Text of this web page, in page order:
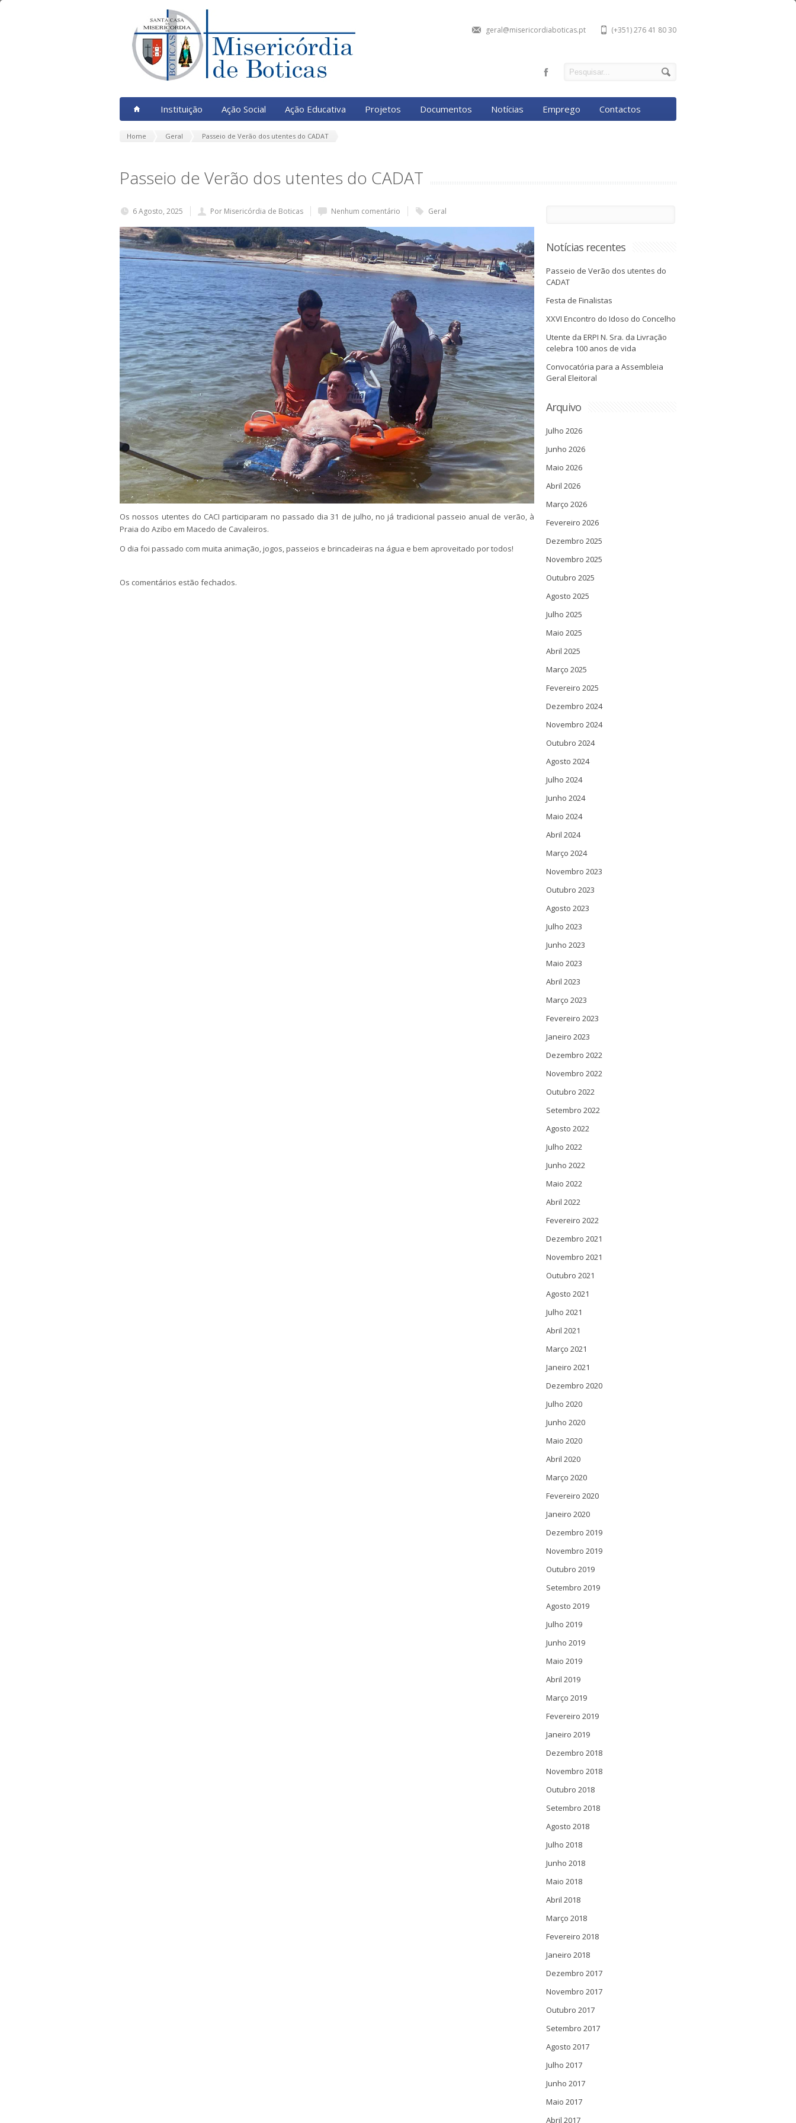
(+351) 276 41 80 30
geral@misericordiaboticas.pt
Instituição Ação Social Ação Educativa Projetos Documentos Notícias Emprego Contactos
Home Geral Passeio de Verão dos utentes do CADAT
Passeio de Verão dos utentes do CADAT
6 Agosto, 2025 Por Misericórdia de Boticas Nenhum comentário Geral
Os nossos utentes do CACI participaram no passado dia 31 de julho, no já tradicional passeio anual de verão, à
Praia do Azibo em Macedo de Cavaleiros.
O dia foi passado com muita animação, jogos, passeios e brincadeiras na água e bem aproveitado por todos!
Os comentários estão fechados.
Notícias recentes
Passeio de Verão dos utentes do
CADAT
Festa de Finalistas
XXVI Encontro do Idoso do Concelho
Utente da ERPI N. Sra. da Livração
celebra 100 anos de vida
Convocatória para a Assembleia
Geral Eleitoral
Arquivo
Julho 2026
Junho 2026
Maio 2026
Abril 2026
Março 2026
Fevereiro 2026
Dezembro 2025
Novembro 2025
Outubro 2025
Agosto 2025
Julho 2025
Maio 2025
Abril 2025
Março 2025
Fevereiro 2025
Dezembro 2024
Novembro 2024
Outubro 2024
Agosto 2024
Julho 2024
Junho 2024
Maio 2024
Abril 2024
Março 2024
Novembro 2023
Outubro 2023
Agosto 2023
Julho 2023
Junho 2023
Maio 2023
Abril 2023
Março 2023
Fevereiro 2023
Janeiro 2023
Dezembro 2022
Novembro 2022
Outubro 2022
Setembro 2022
Agosto 2022
Julho 2022
Junho 2022
Maio 2022
Abril 2022
Fevereiro 2022
Dezembro 2021
Novembro 2021
Outubro 2021
Agosto 2021
Julho 2021
Abril 2021
Março 2021
Janeiro 2021
Dezembro 2020
Julho 2020
Junho 2020
Maio 2020
Abril 2020
Março 2020
Fevereiro 2020
Janeiro 2020
Dezembro 2019
Novembro 2019
Outubro 2019
Setembro 2019
Agosto 2019
Julho 2019
Junho 2019
Maio 2019
Abril 2019
Março 2019
Fevereiro 2019
Janeiro 2019
Dezembro 2018
Novembro 2018
Outubro 2018
Setembro 2018
Agosto 2018
Julho 2018
Junho 2018
Maio 2018
Abril 2018
Março 2018
Fevereiro 2018
Janeiro 2018
Dezembro 2017
Novembro 2017
Outubro 2017
Setembro 2017
Agosto 2017
Julho 2017
Junho 2017
Maio 2017
Abril 2017